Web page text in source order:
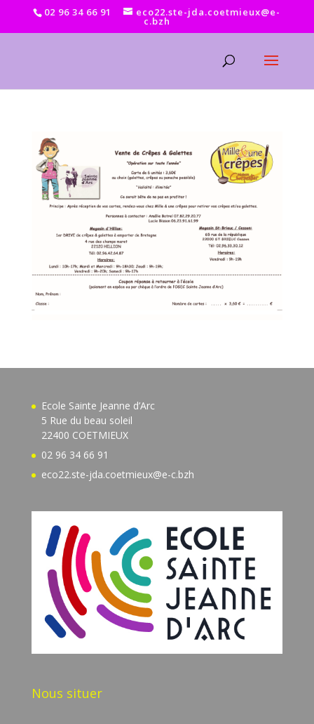
02 96 34 66 91 eco22.ste-jda.coetmieux@e-
c.bzh
Ecole Sainte Jeanne d’Arc
5 Rue du beau soleil
22400 COETMIEUX
02 96 34 66 91
eco22.ste-jda.coetmieux@e-c.bzh
Nous situer